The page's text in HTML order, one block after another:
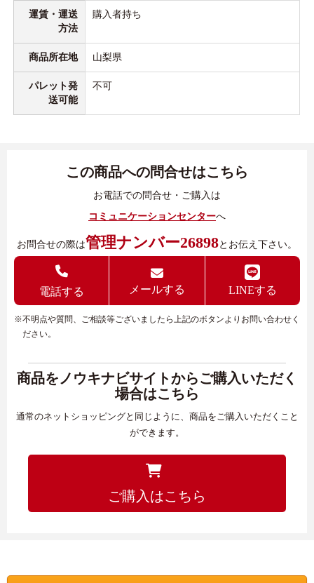
運賃・運送
方法
購入者持ち
商品所在地 山梨県
パレット発
送可能
不可
この商品への問合せはこちら
お電話での問合せ・ご購入は
コミュニケーションセンターへ
お問合せの際は管理ナンバー26898とお伝え下さい。
電話する メールする LINEする
※不明点や質問、ご相談等ございましたら上記のボタンよりお問い合わせく
ださい。
商品をノウキナビサイトからご購入いただく
場合はこちら
通常のネットショッピングと同じように、商品をご購入いただくこと
ができます。
ご購入はこちら